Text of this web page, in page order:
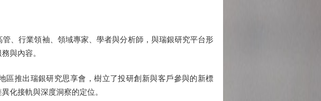
行業領袖、領域專家、學者與分析師，與瑞銀研究平台形
與內容。
推出瑞銀研究思享會，樹立了投研創新與客戶參與的新標
化接軌與深度洞察的定位。